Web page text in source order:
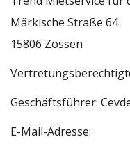
Märkische Straße 64
15806 Zossen
Geschäftsführer:
E-Mail-Adresse: